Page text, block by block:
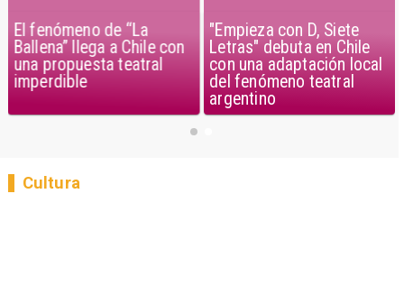
El fenómeno de “La
Ballena” llega a Chile con
una propuesta teatral
imperdible
"Empieza con D, Siete
Letras" debuta en Chile
con una adaptación local
del fenómeno teatral
argentino
Cultura